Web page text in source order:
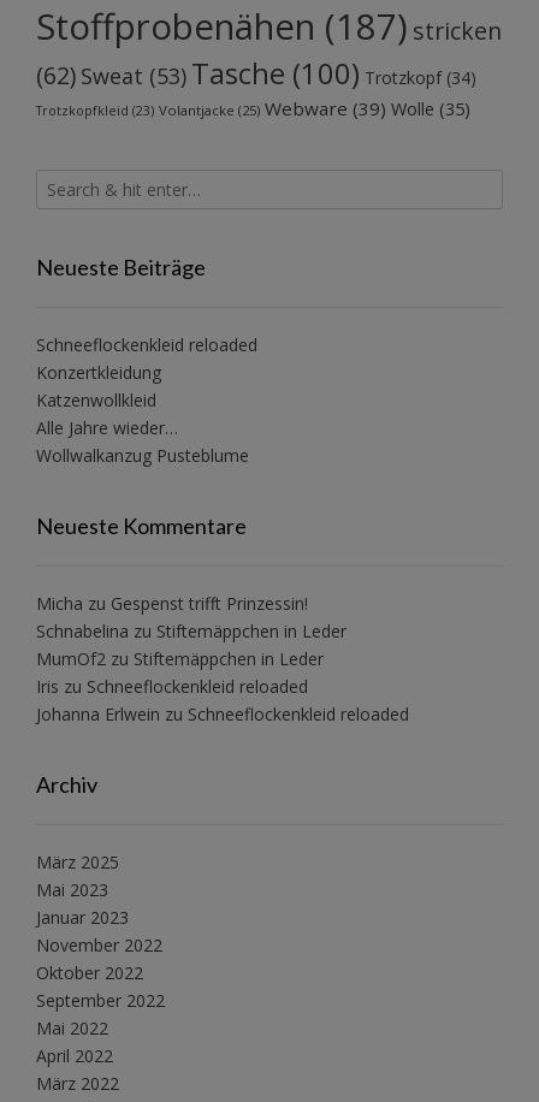
Stoffprobenähen (187) stricken
(62) Sweat (53) Tasche (100) Trotzkopf(34)
Trotzkopfkleid (23) Volantjacke (25) Webware (39) Wolle (35)
Neueste Beiträge
Schneeflockenkleid reloaded
Konzertkleidung
Katzenwollkleid
Alle Jahre wieder…
Wollwalkanzug Pusteblume
Neueste Kommentare
Micha zu Gespenst trifft Prinzessin!
Schnabelina zu Stiftemäppchen in Leder
MumOf2 zu Stiftemäppchen in Leder
Iris zu Schneeflockenkleid reloaded
Johanna Erlwein zu Schneeflockenkleid reloaded
Archiv
März 2025
Mai 2023
Januar 2023
November 2022
Oktober 2022
September 2022
Mai 2022
April 2022
März 2022